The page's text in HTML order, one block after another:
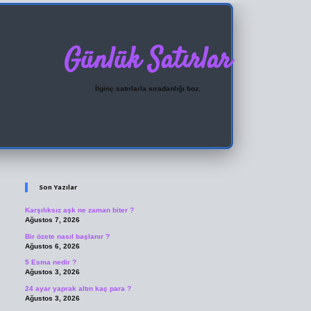
Günlük Satırlar
İlginç satırlarla sıradanlığı boz.
Sidebar
Son Yazılar
Karşılıksız aşk ne zaman biter ?
Ağustos 7, 2026
Bir özete nasıl başlanır ?
Ağustos 6, 2026
5 Esma nedir ?
Ağustos 3, 2026
24 ayar yaprak altın kaç para ?
Ağustos 3, 2026